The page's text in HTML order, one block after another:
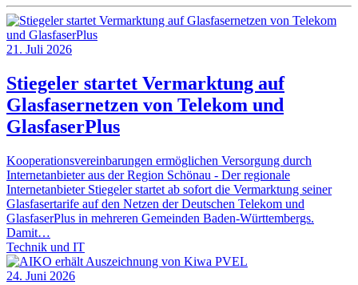
21. Juli 2026
Stiegeler startet Vermarktung auf
Glasfasernetzen von Telekom und
GlasfaserPlus
Kooperationsvereinbarungen ermöglichen Versorgung durch
Internetanbieter aus der Region Schönau - Der regionale
Internetanbieter Stiegeler startet ab sofort die Vermarktung seiner
Glasfasertarife auf den Netzen der Deutschen Telekom und
GlasfaserPlus in mehreren Gemeinden Baden-Württembergs.
Damit…
Technik und IT
24. Juni 2026